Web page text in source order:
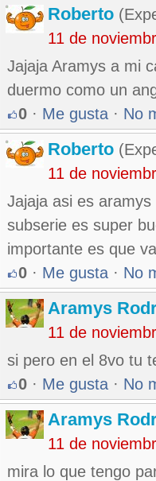
Roberto
11 de
Jajaja Aramys a mi
duermo como un
0 · Me gusta · No
Roberto
11 de
Jajaja asi es
subserie es super
importante es que
0 · Me gusta · No
Aramys
11 de
si pero en el 8vo tu
0 · Me gusta · No
Aramys
11 de
mira lo que tengo